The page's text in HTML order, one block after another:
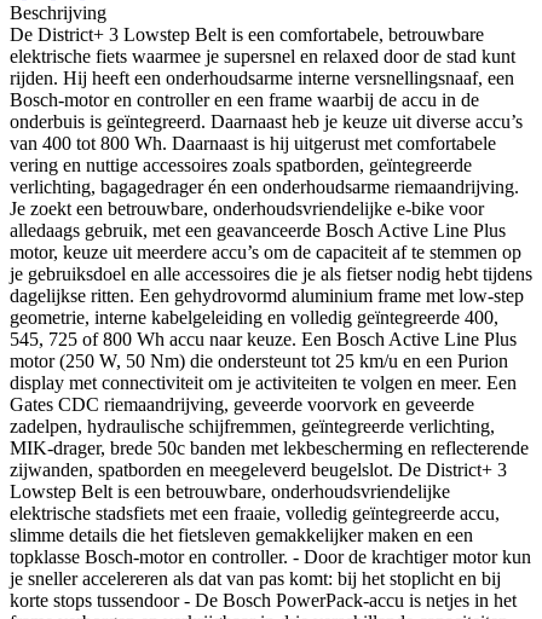
Beschrijving
De District+ 3 Lowstep Belt is een comfortabele, betrouwbare
elektrische fiets waarmee je supersnel en relaxed door de stad kunt
rijden. Hij heeft een onderhoudsarme interne versnellingsnaaf, een
Bosch-motor en controller en een frame waarbij de accu in de
onderbuis is geïntegreerd. Daarnaast heb je keuze uit diverse accu’s
van 400 tot 800 Wh. Daarnaast is hij uitgerust met comfortabele
vering en nuttige accessoires zoals spatborden, geïntegreerde
verlichting, bagagedrager én een onderhoudsarme riemaandrijving.
Je zoekt een betrouwbare, onderhoudsvriendelijke e-bike voor
alledaags gebruik, met een geavanceerde Bosch Active Line Plus
motor, keuze uit meerdere accu’s om de capaciteit af te stemmen op
je gebruiksdoel en alle accessoires die je als fietser nodig hebt tijdens
dagelijkse ritten. Een gehydrovormd aluminium frame met low-step
geometrie, interne kabelgeleiding en volledig geïntegreerde 400,
545, 725 of 800 Wh accu naar keuze. Een Bosch Active Line Plus
motor (250 W, 50 Nm) die ondersteunt tot 25 km/u en een Purion
display met connectiviteit om je activiteiten te volgen en meer. Een
Gates CDC riemaandrijving, geveerde voorvork en geveerde
zadelpen, hydraulische schijfremmen, geïntegreerde verlichting,
MIK-drager, brede 50c banden met lekbescherming en reflecterende
zijwanden, spatborden en meegeleverd beugelslot. De District+ 3
Lowstep Belt is een betrouwbare, onderhoudsvriendelijke
elektrische stadsfiets met een fraaie, volledig geïntegreerde accu,
slimme details die het fietsleven gemakkelijker maken en een
topklasse Bosch-motor en controller. - Door de krachtiger motor kun
je sneller accelereren als dat van pas komt: bij het stoplicht en bij
korte stops tussendoor - De Bosch PowerPack-accu is netjes in het